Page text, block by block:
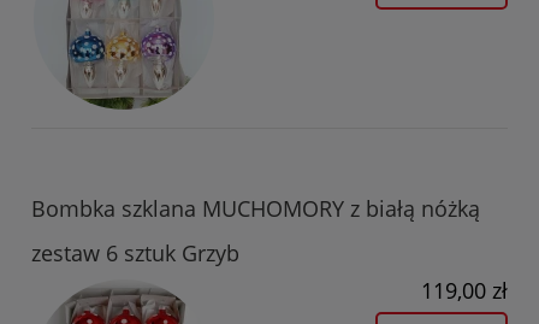
Bombka szklana MUCHOMORY z białą nóżką
zestaw 6 sztuk Grzyb
119,00 zł